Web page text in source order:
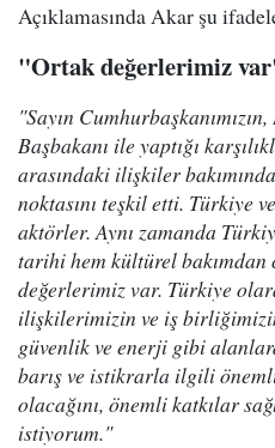
Açıklamasında Akar şu
"Ortak değerlerimiz
"Sayın
Başbakanı ile yaptığı
arasındaki ilişkiler
noktasını teşkil etti. Türkiye
aktörler. Aynı zamanda
tarihi hem kültürel bakımdan
değerlerimiz var. Türkiye
ilişkilerimizin ve iş
güvenlik ve enerji gibi
barış ve istikrarla ilgili
olacağını, önemli katkılar
istiyorum."